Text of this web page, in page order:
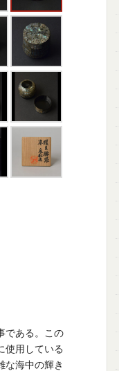
である。この
使用している
な海中の輝き